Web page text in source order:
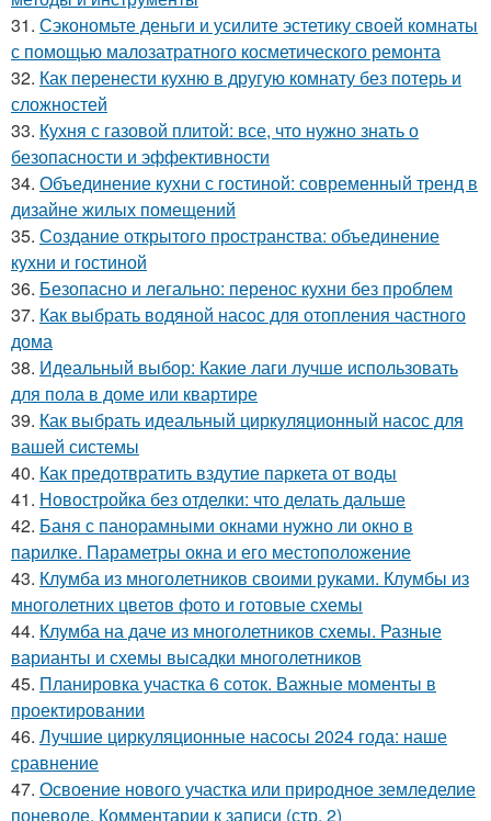
31. Сэкономьте деньги и усилите эстетику своей комнаты
с помощью малозатратного косметического ремонта
32. Как перенести кухню в другую комнату без потерь и
сложностей
33. Кухня с газовой плитой: все, что нужно знать о
безопасности и эффективности
34. Объединение кухни с гостиной: современный тренд в
дизайне жилых помещений
35. Создание открытого пространства: объединение
кухни и гостиной
36. Безопасно и легально: перенос кухни без проблем
37. Как выбрать водяной насос для отопления частного
дома
38. Идеальный выбор: Какие лаги лучше использовать
для пола в доме или квартире
39. Как выбрать идеальный циркуляционный насос для
вашей системы
40. Как предотвратить вздутие паркета от воды
41. Новостройка без отделки: что делать дальше
42. Баня с панорамными окнами нужно ли окно в
парилке. Параметры окна и его местоположение
43. Клумба из многолетников своими руками. Клумбы из
многолетних цветов фото и готовые схемы
44. Клумба на даче из многолетников схемы. Разные
варианты и схемы высадки многолетников
45. Планировка участка 6 соток. Важные моменты в
проектировании
46. Лучшие циркуляционные насосы 2024 года: наше
сравнение
47. Освоение нового участка или природное земледелие
поневоле. Комментарии к записи (стр. 2)